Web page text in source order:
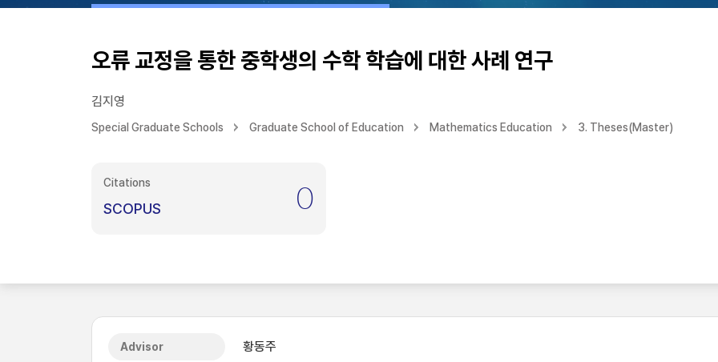
오류 교정을 통한 중학생의 수학 학습에 대한 사례 연구
김지영
Special Graduate Schools Graduate School of Education Mathematics Education 3. Theses(Master)
Citations
SCOPUS 0
Advisor 황동주